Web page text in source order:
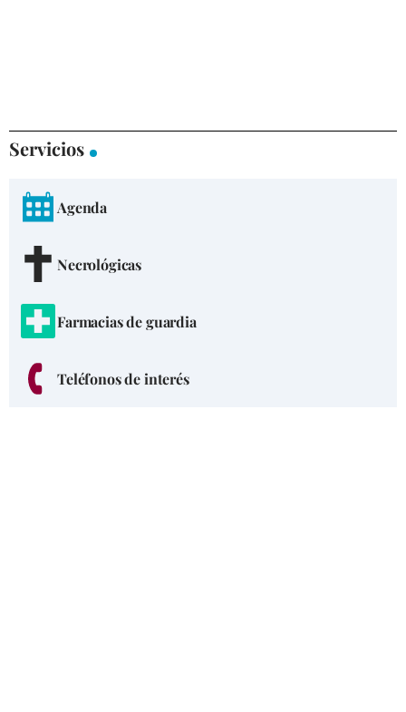
Servicios
Agenda
Necrológicas
Farmacias de guardia
Teléfonos de interés